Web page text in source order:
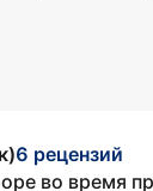
6 рецензий
во время